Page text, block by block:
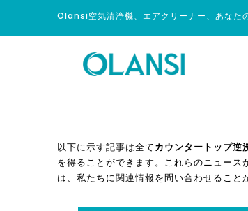
Olansi空気清浄機、エアクリーナー、あなた
以下に示す記事は全てカウンタートップ逆
を得ることができます。これらのニュース
は、私たちに関連情報を問い合わせること